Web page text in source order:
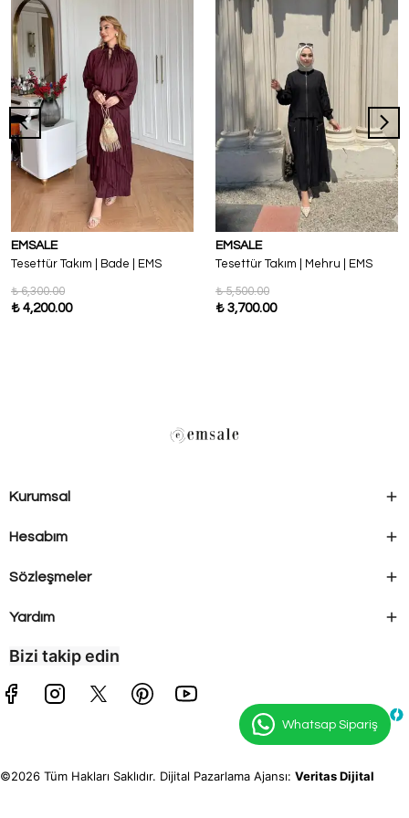
EMSALE
Tesettür Takım | Bade | EMS
₺ 6,300.00
₺ 4,200.00
EMSALE
Tesettür Takım | Mehru | EMS
₺ 5,500.00
₺ 3,700.00
Kurumsal
Hesabım
Sözleşmeler
Yardım
Bizi takip edin
©2026 Tüm Hakları Saklıdır. Dijital Pazarlama Ajansı: Veritas Dijital
Whatsap Sipariş